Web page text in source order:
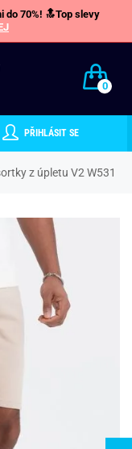
do 70%! 🔝Top slevy
0
PŘIHLÁSIT SE
z úpletu V2 W531